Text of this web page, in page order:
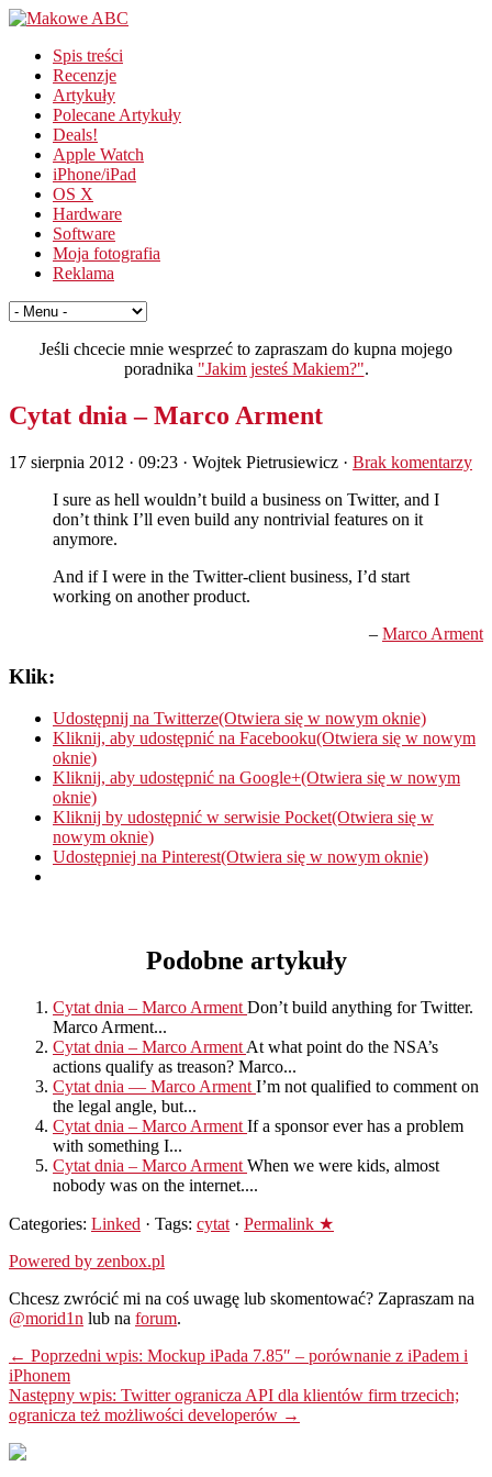
Spis treści
Recenzje
Artykuły
Polecane Artykuły
Deals!
Apple Watch
iPhone/iPad
OS X
Hardware
Software
Moja fotografia
Reklama
Jeśli chcecie mnie wesprzeć to zapraszam do kupna mojego
poradnika "Jakim jesteś Makiem?".
Cytat dnia – Marco Arment
17 sierpnia 2012 · 09:23 · Wojtek Pietrusiewicz · Brak komentarzy
I sure as hell wouldn’t build a business on Twitter, and I
don’t think I’ll even build any nontrivial features on it
anymore.
And if I were in the Twitter-client business, I’d start
working on another product.
– Marco Arment
Klik:
Udostępnij na Twitterze(Otwiera się w nowym oknie)
Kliknij, aby udostępnić na Facebooku(Otwiera się w nowym
oknie)
Kliknij, aby udostępnić na Google+(Otwiera się w nowym
oknie)
Kliknij by udostępnić w serwisie Pocket(Otwiera się w
nowym oknie)
Udostępniej na Pinterest(Otwiera się w nowym oknie)
Podobne artykuły
Cytat dnia – Marco Arment Don’t build anything for Twitter.
Marco Arment...
Cytat dnia – Marco Arment At what point do the NSA’s
actions qualify as treason? Marco...
Cytat dnia — Marco Arment I’m not qualified to comment on
the legal angle, but...
Cytat dnia – Marco Arment If a sponsor ever has a problem
with something I...
Cytat dnia – Marco Arment When we were kids, almost
nobody was on the internet....
Categories: Linked · Tags: cytat · Permalink ★
Powered by zenbox.pl
Chcesz zwrócić mi na coś uwagę lub skomentować? Zapraszam na
@morid1n lub na forum.
← Poprzedni wpis: Mockup iPada 7.85″ – porównanie z iPadem i
iPhonem
Następny wpis: Twitter ogranicza API dla klientów firm trzecich;
ogranicza też możliwości developerów →